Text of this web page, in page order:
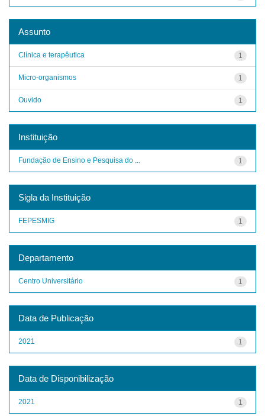
Assunto
1
Clínica e terapêutica
1
Micro-organismos
1
Ouvido
Instituição
1
Fundação de Ensino e Pesquisa do ...
Sigla da Instituição
1
FEPESMIG
Departamento
1
Centro Universitário
Data de Publicação
1
2021
Data de Disponibilização
1
2021